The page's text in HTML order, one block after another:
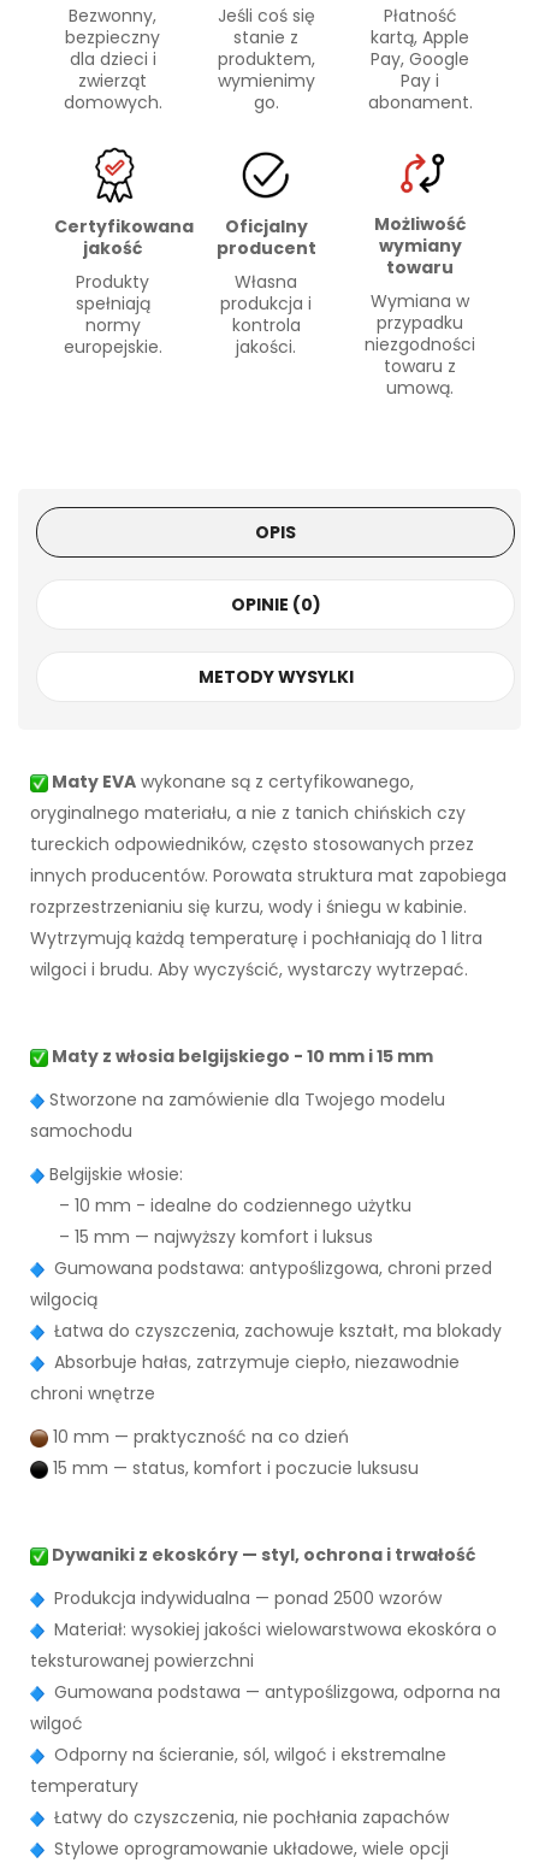
Bezwonny,
bezpieczny
dla dzieci i
zwierząt
domowych.
Jeśli coś się
stanie z
produktem,
wymienimy
go.
Płatność
kartą, Apple
Pay, Google
Pay i
abonament.
Certyfikowana
jakość
Produkty
spełniają
normy
europejskie.
Oficjalny
producent
Własna
produkcja i
kontrola
jakości.
Możliwość
wymiany
towaru
Wymiana w
przypadku
niezgodności
towaru z
umową.
OPIS
OPINIE (0)
METODY WYSYLKI
Maty EVA wykonane są z certyfikowanego,
oryginalnego materiału, a nie z tanich chińskich czy
tureckich odpowiedników, często stosowanych przez
innych producentów. Porowata struktura mat zapobiega
rozprzestrzenianiu się kurzu, wody i śniegu w kabinie.
Wytrzymują każdą temperaturę i pochłaniają do 1 litra
wilgoci i brudu. Aby wyczyścić, wystarczy wytrzepać.
Maty z włosia belgijskiego - 10 mm i 15 mm
Stworzone na zamówienie dla Twojego modelu
samochodu
Belgijskie włosie:
– 10 mm - idealne do codziennego użytku
– 15 mm — najwyższy komfort i luksus
Gumowana podstawa: antypoślizgowa, chroni przed
wilgocią
Łatwa do czyszczenia, zachowuje kształt, ma blokady
Absorbuje hałas, zatrzymuje ciepło, niezawodnie
chroni wnętrze
10 mm — praktyczność na co dzień
15 mm — status, komfort i poczucie luksusu
Dywaniki z ekoskóry — styl, ochrona i trwałość
Produkcja indywidualna — ponad 2500 wzorów
Materiał: wysokiej jakości wielowarstwowa ekoskóra o
teksturowanej powierzchni
Gumowana podstawa — antypoślizgowa, odporna na
wilgoć
Odporny na ścieranie, sól, wilgoć i ekstremalne
temperatury
Łatwy do czyszczenia, nie pochłania zapachów
Stylowe oprogramowanie układowe, wiele opcji